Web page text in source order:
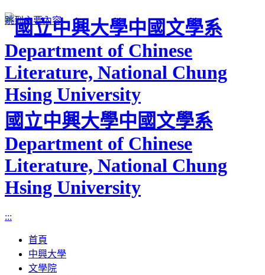
跳到主要內容
國立中興大學中國文學系
Department of Chinese
Literature, National Chung
Hsing University
:::
首頁
中興大學
文學院